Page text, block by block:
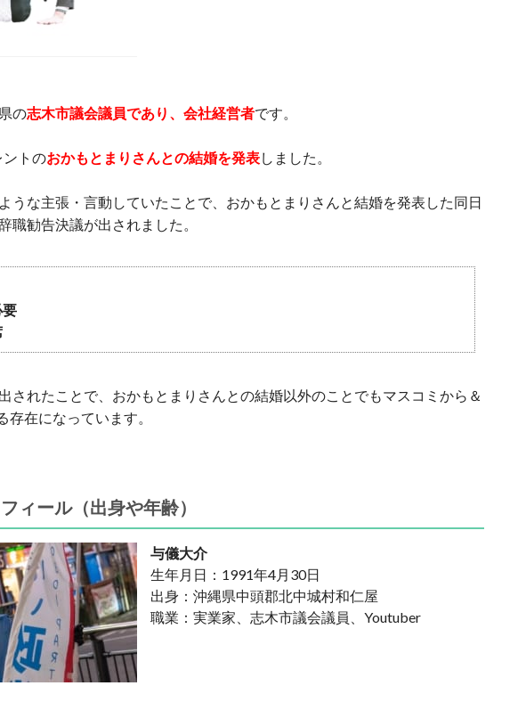
の志木市議会議員であり、会社経営者です。
ントのおかもとまりさんとの結婚を発表しました。
うな主張・言動していたことで、おかもとまりさんと結婚を発表した同日
職勧告決議が出されました。
要
されたことで、おかもとまりさんとの結婚以外のことでもマスコミから＆
存在になっています。
ィール（出身や年齢）
与儀大介
生年月日：1991年4月30日
出身：沖縄県中頭郡北中城村和仁屋
職業：実業家、志木市議会議員、Youtuber